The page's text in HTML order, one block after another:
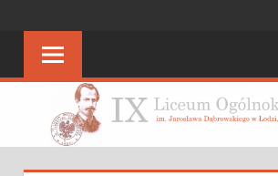
IX
LO
strona
LO